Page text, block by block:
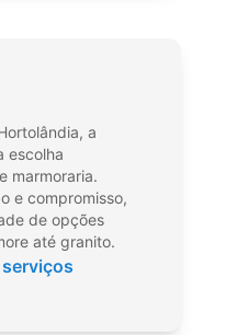
a
escolha
marmoraria.
e compromisso,
de opções
até granito.